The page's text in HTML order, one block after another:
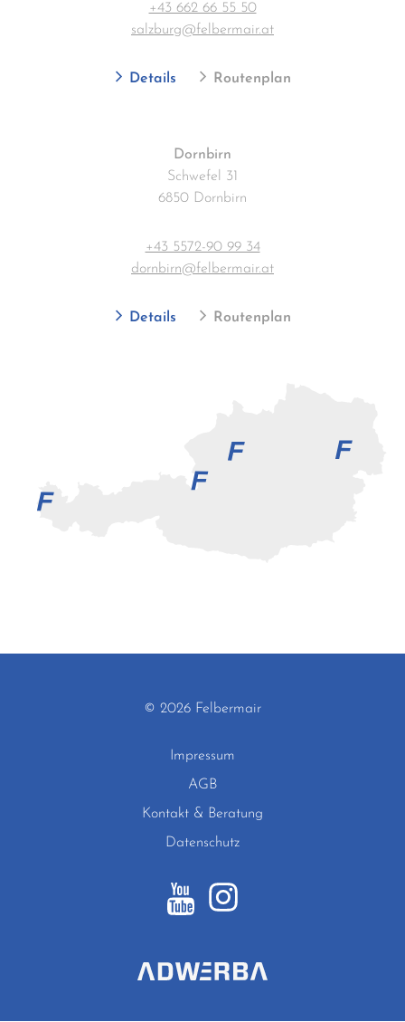
+43 662 66 55 50
salzburg@felbermair.at
Details Routenplan
Dornbirn
Schwefel 31
6850 Dornbirn
+43 5572-90 99 34
dornbirn@felbermair.at
Details Routenplan
© 2026 Felbermair
Impressum
AGB
Kontakt & Beratung
Datenschutz